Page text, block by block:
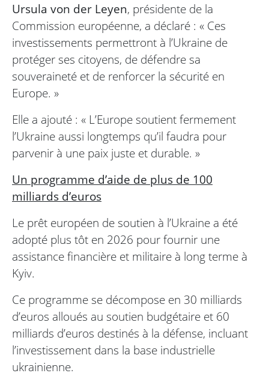
Ursula von der Leyen, présidente de la
Commission européenne, a déclaré : « Ces
investissements permettront à l’Ukraine de
protéger ses citoyens, de défendre sa
souveraineté et de renforcer la sécurité en
Europe. »
Elle a ajouté : « L’Europe soutient fermement
l’Ukraine aussi longtemps qu’il faudra pour
parvenir à une paix juste et durable. »
Un programme d’aide de plus de 100
milliards d’euros
Le prêt européen de soutien à l’Ukraine a été
adopté plus tôt en 2026 pour fournir une
assistance financière et militaire à long terme à
Kyiv.
Ce programme se décompose en 30 milliards
d’euros alloués au soutien budgétaire et 60
milliards d’euros destinés à la défense, incluant
l’investissement dans la base industrielle
ukrainienne.